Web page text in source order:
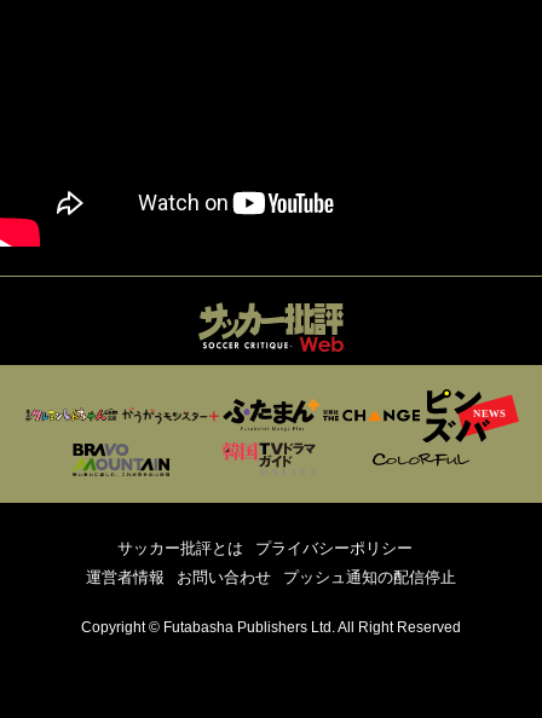
サッカー批評とは
プライバシーポリシー
運営者情報
お問い合わせ プッシュ通知の配信停止
Copyright © Futabasha Publishers Ltd. All Right Reserved